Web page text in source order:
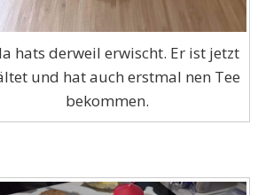
hats derweil erwischt. Er ist jetzt
und hat auch erstmal nen Tee
bekommen.